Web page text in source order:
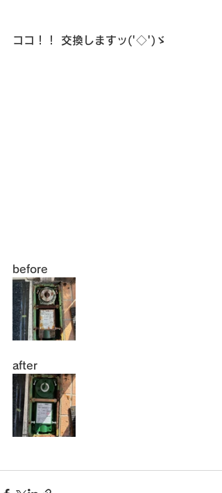
ココ！！ 交換しますッ('◇')ゞ
before
after